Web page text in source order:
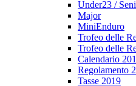
Under23 /
Major
MiniEnduro
Trofeo delle
Trofeo delle
Calendario
Regolamento
Tasse 2019